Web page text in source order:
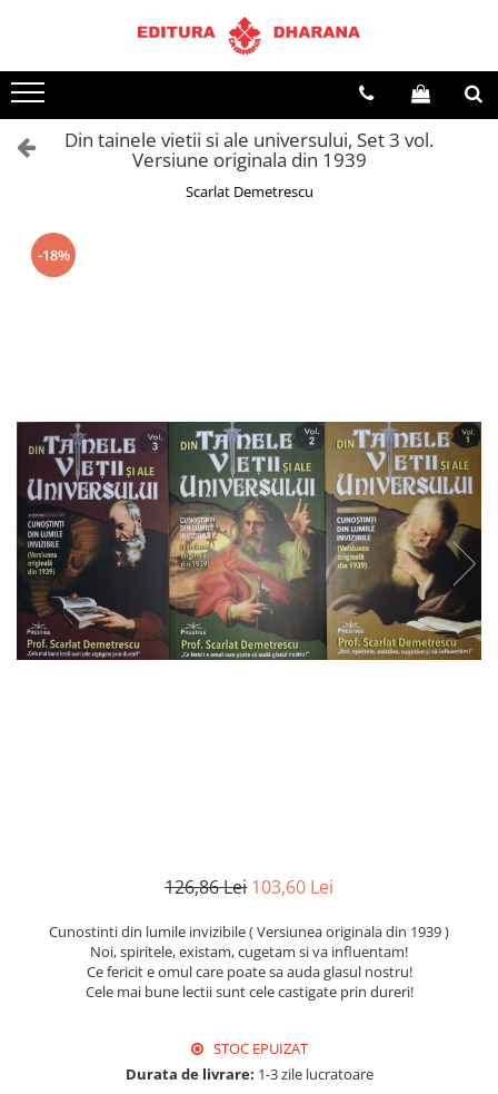
Toate Produsele
CARTI EDITURA DHARANA
OFERTE LA PACHET
Dietoterapie
Dezvoltare personala
Diverse
Filosofie
Istorie
Literatura
Psihologie
Sanatate
Sociologie
Stiinta
Din tainele vietii si ale universului, Set 3 vol.
Versiune originala din 1939
Scarlat Demetrescu
-18%
126,86 Lei 103,60 Lei
Cunostinti din lumile invizibile ( Versiunea originala din 1939 )
Noi, spiritele, existam, cugetam si va influentam!
Ce fericit e omul care poate sa auda glasul nostru!
Cele mai bune lectii sunt cele castigate prin dureri!
STOC EPUIZAT
Durata de livrare: 1-3 zile lucratoare